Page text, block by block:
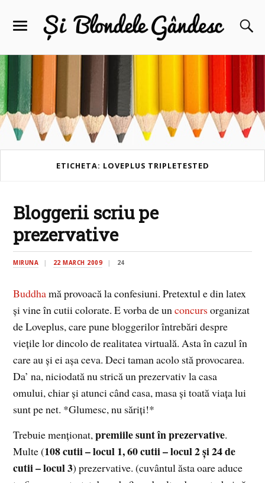
ETICHETA: LOVEPLUS TRIPLETESTED
Bloggerii scriu pe
prezervative
MIRUNA 22 MARCH 2009 24
Buddhamă provoacă la confesiuni. Pretextul e din latex
şi vine în cutii colorate. E vorba de unconcurs organizat
de Loveplus, care pune bloggerilor întrebări despre
vieţile lor dincolo de realitatea virtuală. Asta în cazul în
care au şi ei aşa ceva. Deci taman acolo stă provocarea.
Da’ na, niciodată nu strică un prezervativ la casa
omului, chiar şi atunci când casa, masa şi toată viaţa lui
sunt pe net. *Glumesc, nu săriţi!*
Trebuie menţionat,premiile sunt în prezervative.
Multe (108 cutii – locul 1, 60 cutii – locul 2 şi 24 de
cutii – locul 3) prezervative. (cuvântul ăsta oare aduce